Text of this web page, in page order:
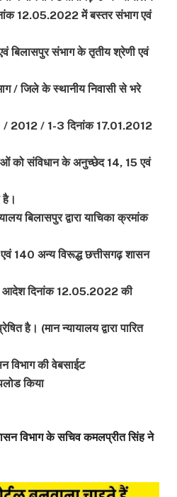
दिनांक 12.05.2022 में बस्तर संभाग एवं
बिलासपुर संभाग के तृतीय श्रेणी एवं
/ जिले के स्थानीय निवासी से भरे
/ 2012 / 1-3 दिनांक 17.01.2012
को संविधान के अनुच्छेद 14, 15 एवं
है।
बिलासपुर द्वारा याचिका क्रमांक
140 अन्य विरूद्ध छत्तीसगढ़ शासन
आदेश दिनांक 12.05.2022 की
है। (मान न्यायालय द्वारा पारित
विभाग की वेबसाईट
किया
विभाग के सचिव कमलप्रीत सिंह ने